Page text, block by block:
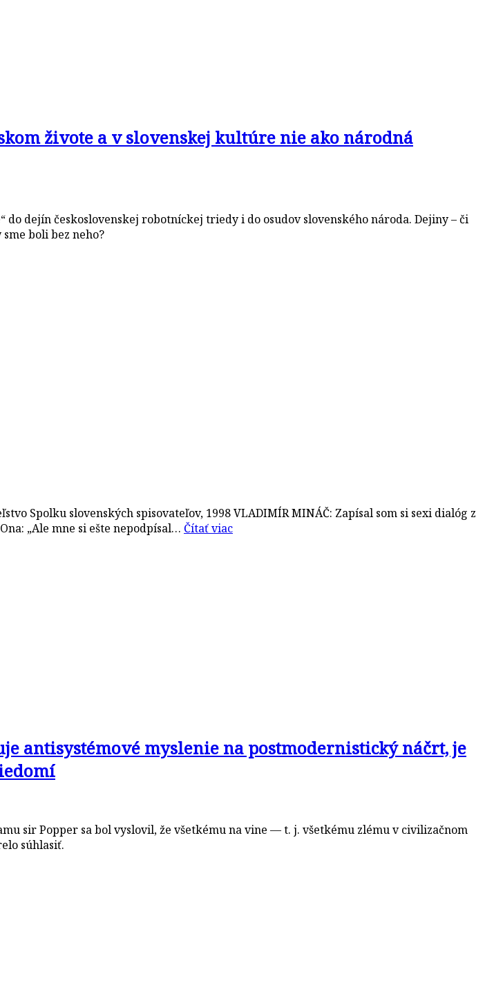
živote a v slovenskej kultúre nie ako národná
do dejín československej robotníckej triedy i do osudov slovenského národa. Dejiny – či
boli bez neho?
Spolku slovenských spisovateľov, 1998 VLADIMÍR MINÁČ: Zapísal som si sexi dialóg z
„Ale mne si ešte nepodpísal… Čítať viac
antisystémové myslenie na postmodernistický náčrt, je
sir Popper sa bol vyslovil, že všetkému na vine — t. j. všetkému zlému v civilizačnom
súhlasiť.